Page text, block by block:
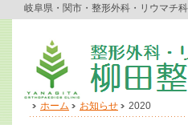
岐阜県・関市・整形外科・リウマチ
ホーム お知らせ 2020